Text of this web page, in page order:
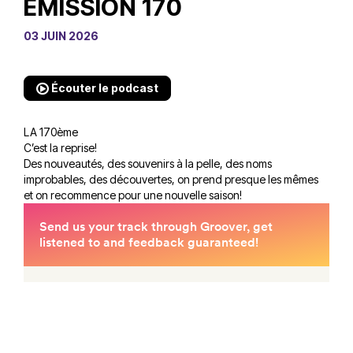
EMISSION 170
03 JUIN 2026
Écouter le podcast
LA 170ème
C’est la reprise!
Des nouveautés, des souvenirs à la pelle, des noms
improbables, des découvertes, on prend presque les mêmes
et on recommence pour une nouvelle saison!